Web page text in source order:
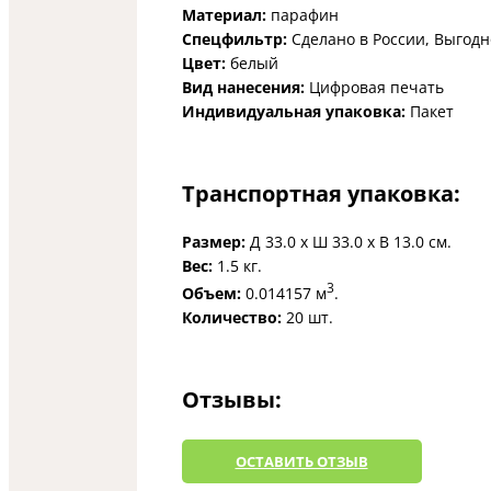
Материал: парафин
Спецфильтр: Сделано в России,
Цвет: белый
Вид нанесения: Цифровая печать
Индивидуальная упаковка: Пакет
Транспортная упаковка:
Размер: Д 33.0 x Ш 33.0 x В 13.0 см.
Вес: 1.5 кг.
Объем: 0.014157 м3.
Количество: 20 шт.
Отзывы:
ОCТАВИТЬ ОТЗЫВ